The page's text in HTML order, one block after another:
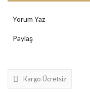
Yorum Yaz
Paylaş
Kargo Ücretsiz